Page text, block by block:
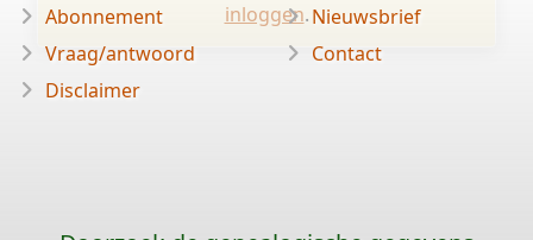
inloggen.
Abonnement
Vraag/antwoord
Disclaimer
Nieuwsbrief
Contact